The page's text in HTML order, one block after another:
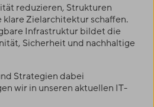
reduzieren, Strukturen
Zielarchitektur schaffen.
Infrastruktur bildet die
Sicherheit und nachhaltige
Strategien dabei
wir in unseren aktuellen IT-